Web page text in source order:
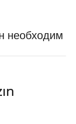
необходим